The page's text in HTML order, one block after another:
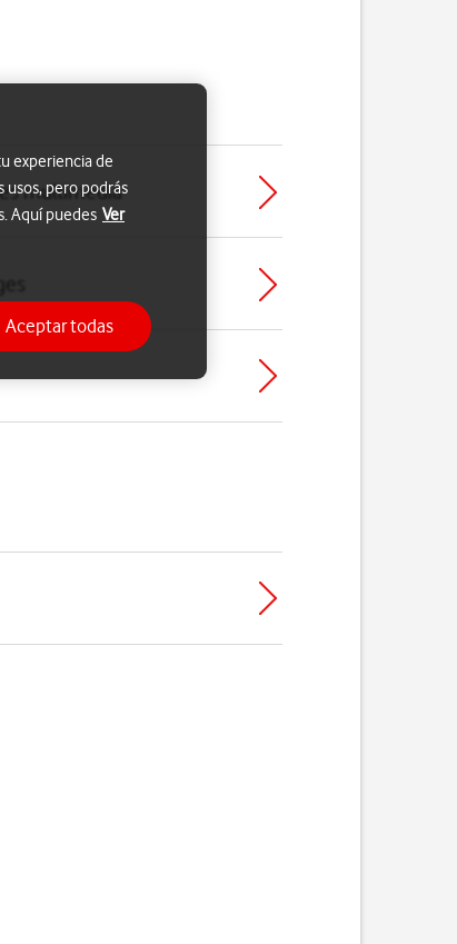
multimedia
experiencia de
usos, pero podrás
Aquí puedes Ver
Aceptar todas